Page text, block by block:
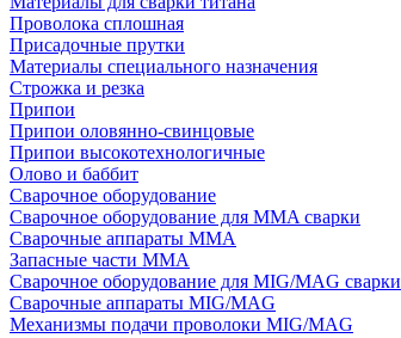
Проволока сплошная
Присадочные прутки
Материалы специального назначения
Строжка и резка
Припои
Припои оловянно-свинцовые
Припои высокотехнологичные
Олово и баббит
Сварочное оборудование
Сварочное оборудование для MMA сварки
Сварочные аппараты MMA
Запасные части MMA
Сварочное оборудование для MIG/MAG сварки
Сварочные аппараты MIG/MAG
Механизмы подачи проволоки MIG/MAG